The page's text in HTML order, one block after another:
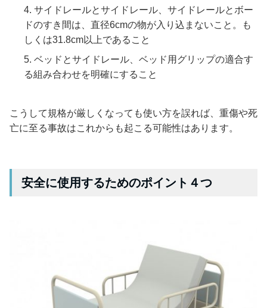
サイドレールとサイドレール、サイドレールとボー
ドのすき間は、直径6cmの物が入り込まないこと。も
しくは31.8cm以上であること
ベッドとサイドレール、ベッド用グリップの適合す
る組み合わせを明確にすること
こうして規格が厳しくなっても使い方を誤れば、重傷や死
亡に至る事故はこれからも起こる可能性はあります。
安全に使用するためのポイント４つ